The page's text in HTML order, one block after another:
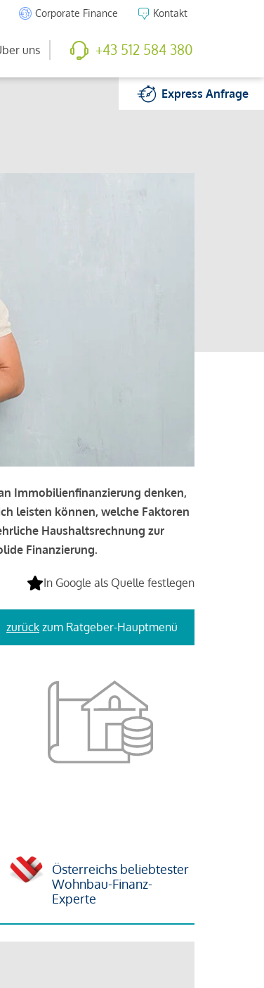
Corporate Finance Kontakt
uns +43 512 584 380
ExpressAnfrage
Immobilienfinanzierung denken,
leisten können, welche Faktoren
Haushaltsrechnung zur
Finanzierung.
In Google als Quelle festlegen
zurück zum Ratgeber-Hauptmenü
Österreichs beliebtester
Wohnbau-Finanz-
Experte